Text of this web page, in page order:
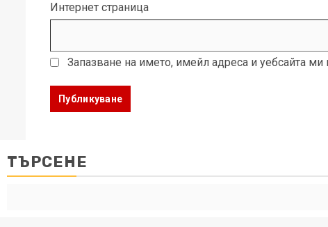
Интернет страница
Запазване на името, имейл адреса и уебсайта
ТЪРСЕНЕ